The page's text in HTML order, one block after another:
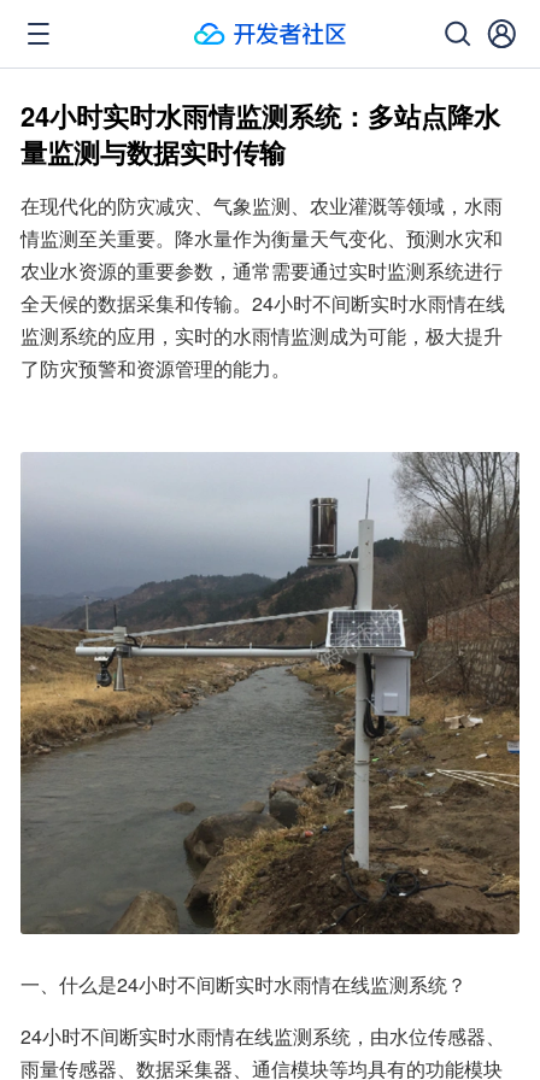
24小时实时水雨情监测系统：多站点降水
量监测与数据实时传输
在现代化的防灾减灾、气象监测、农业灌溉等领域，水雨
情监测至关重要。降水量作为衡量天气变化、预测水灾和
农业水资源的重要参数，通常需要通过实时监测系统进行
全天候的数据采集和传输。24小时不间断实时水雨情在线
监测系统的应用，实时的水雨情监测成为可能，极大提升
了防灾预警和资源管理的能力。
一、什么是24小时不间断实时水雨情在线监测系统？
24小时不间断实时水雨情在线监测系统，由水位传感器、
雨量传感器、数据采集器、通信模块等均具有的功能模块